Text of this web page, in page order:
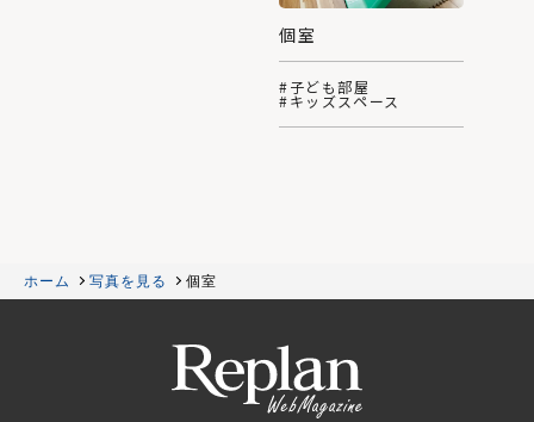
個室
#子ども部屋
#キッズスペース
ホーム 写真を見る 個室